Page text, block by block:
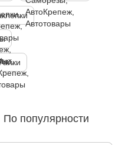
По популярности